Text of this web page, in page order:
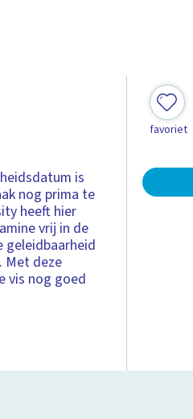
is
nog prima te
heeft hier
vrij in de
geleidbaarheid
Met deze
vis nog goed
favoriet